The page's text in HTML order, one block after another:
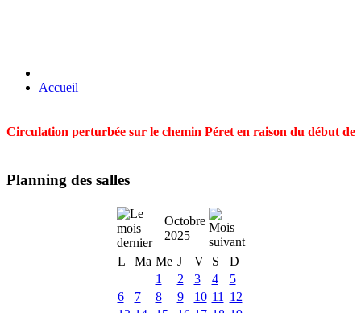
Accueil
Circulation perturbée sur le chemin Péret en raison du début
Planning des salles
Octobre
2025
L
Ma Me J V S
D
1
2 3 4
5
6
7 8 9 10 11
12